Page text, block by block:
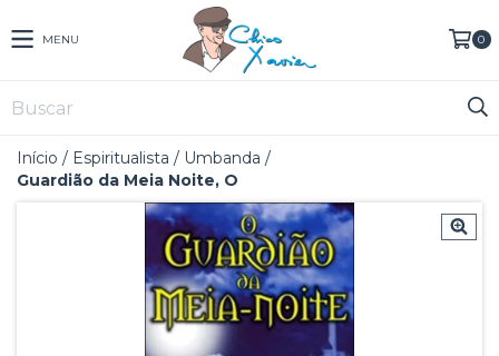
MENU 0
Início / Espiritualista / Umbanda /
Guardião da Meia Noite, O